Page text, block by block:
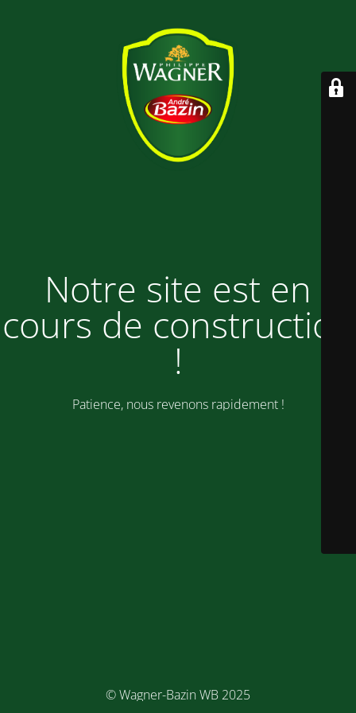
Notre site est en
cours de construction
!
Patience, nous revenons rapidement !
© Wagner-Bazin WB 2025